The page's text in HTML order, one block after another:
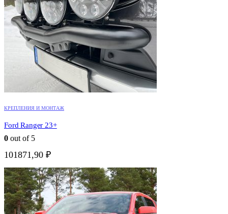
КРЕПЛЕНИЯ И МОНТАЖ
Ford Ranger 23+
0 out of 5
101871,90 ₽